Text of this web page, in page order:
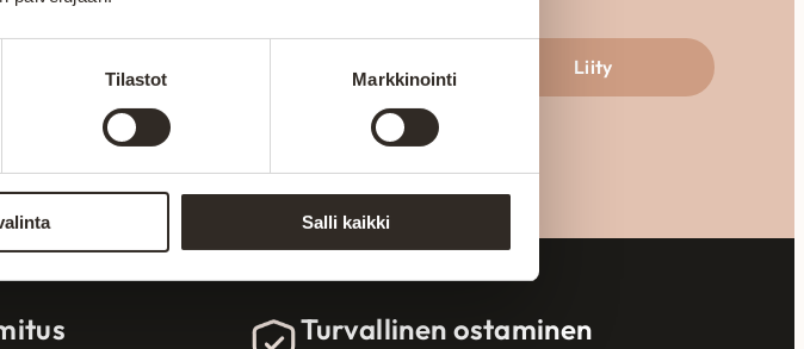
Tilastot Markkinointi
Salli kaikki
Liity
Turvallinen ostaminen